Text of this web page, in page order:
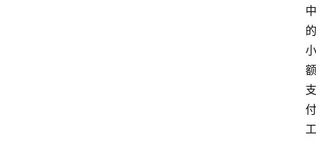
中
的
小
额
支
付
工